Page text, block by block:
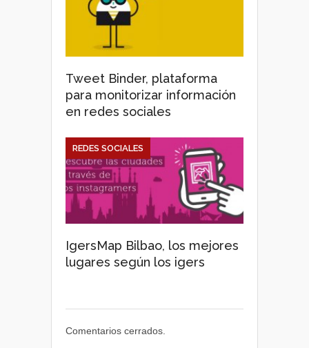
Tweet Binder, plataforma
para monitorizar información
en redes sociales
IgersMap Bilbao, los mejores
lugares según los igers
REDES SOCIALES
Comentarios cerrados.